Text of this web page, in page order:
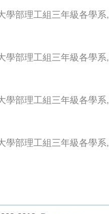
學部理工組三年級各學系
學部理工組三年級各學系
學部理工組三年級各學系
學部理工組三年級各學系